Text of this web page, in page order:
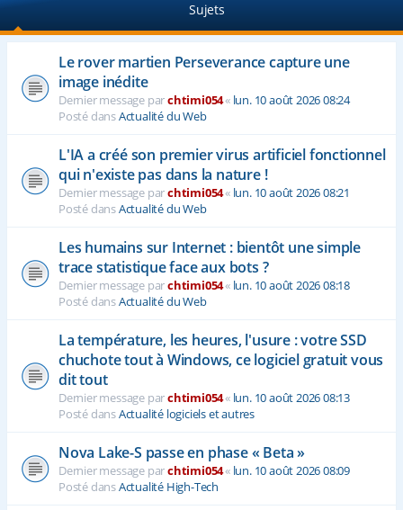
Sujets
Le rover martien Perseverance capture une
image inédite
Dernier message parchtimi054« lun. 10 août 2026 08:24
Posté dansActualité du Web
L'IA a créé son premier virus artificiel fonctionnel
qui n'existe pas dans la nature !
Dernier message parchtimi054« lun. 10 août 2026 08:21
Posté dansActualité du Web
Les humains sur Internet : bientôt une simple
trace statistique face aux bots ?
Dernier message parchtimi054« lun. 10 août 2026 08:18
Posté dansActualité du Web
La température, les heures, l'usure : votre SSD
chuchote tout à Windows, ce logiciel gratuit vous
dit tout
Dernier message parchtimi054« lun. 10 août 2026 08:13
Posté dansActualité logiciels et autres
Nova Lake-S passe en phase « Beta »
Dernier message parchtimi054« lun. 10 août 2026 08:09
Posté dansActualité High-Tech